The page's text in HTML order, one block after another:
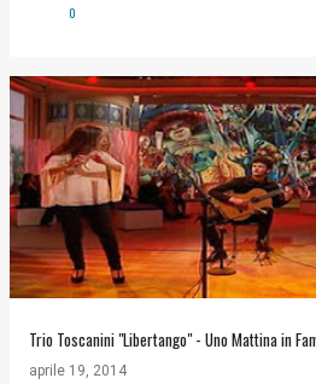
0
Trio Toscanini "Libertango" - Uno Mattina in
aprile 19, 2014